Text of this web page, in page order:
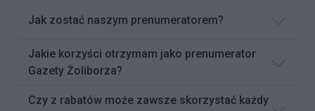
Jak zostać naszym prenumeratorem?
Jakie korzyści otrzymam jako prenumerator
Gazety Żoliborza?
Czy z rabatów może zawsze skorzystać każdy